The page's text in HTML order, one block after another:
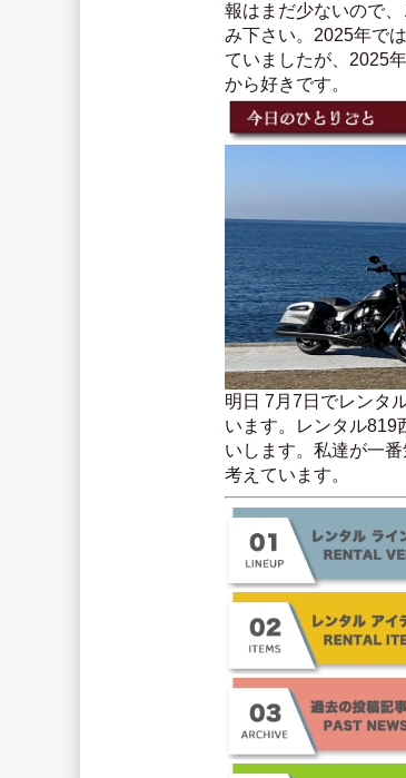
報はまだ少ないので
み下さい。2025年で
ていましたが、2025
から好きです。
明日 7月7日でレンタ
います。レンタル819
いします。私達が一
考えています。